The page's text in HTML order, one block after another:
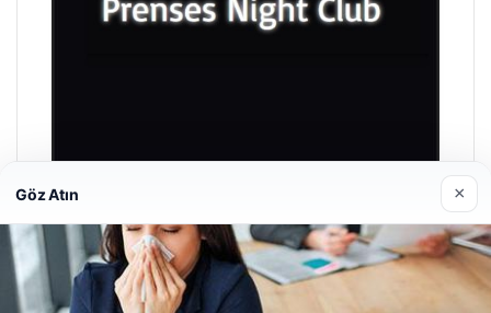
Prenses Night Club
29 Nisan 2026
Göz Atın ×